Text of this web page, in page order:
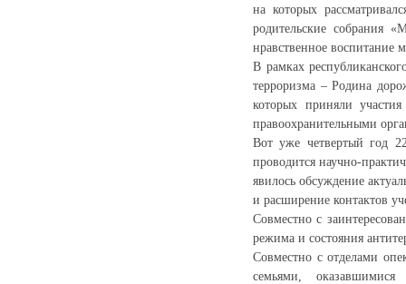
на которых
родительские собрания
нравственное воспитание
В рамках
терроризма – Родина
которых приняли
правоохранительными
Вот уже четвертый год
проводится научно-
явилось обсуждение
и расширение контактов
Совместно с
режима и состояния
Совместно с отделами
семьями,